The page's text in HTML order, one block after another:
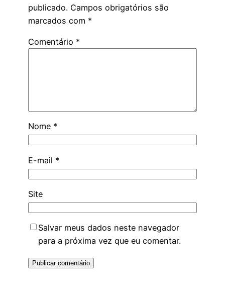
publicado. Campos obrigatórios são
marcados com *
Comentário *
Nome *
E-mail *
Site
Salvar meus dados neste navegador
para a próxima vez que eu comentar.